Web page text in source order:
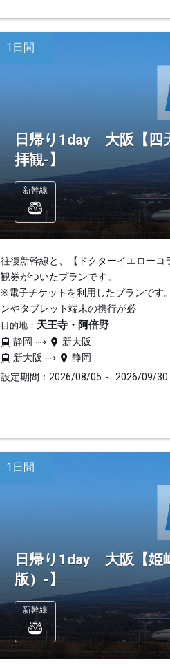
1日間
日帰り1day 大阪【四
拝観-】
新幹線
往復新幹線と、【ドクターイエロー
観券がついたプランです。
※電子チケットを利用したプランです
ンやタブレット端末の携行が必
目的地： 天王寺・阿倍野
静岡
新大阪
新大阪
静岡
設定期間：2026/08/05 ～ 2026/09/30
1日間
日帰り1day 大阪【姫
版）-】
新幹線